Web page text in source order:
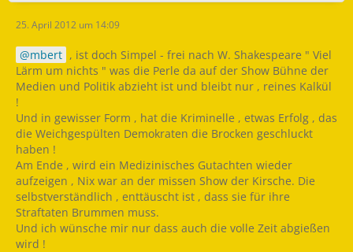
25. April 2012 um 14:09
mbert , ist doch Simpel - frei nach W. Shakespeare " Viel
Lärm um nichts " was die Perle da auf der Show Bühne der
Medien und Politik abzieht ist und bleibt nur , reines Kalkül
!
Und in gewisser Form , hat die Kriminelle , etwas Erfolg , das
die Weichgespülten Demokraten die Brocken geschluckt
haben !
Am Ende , wird ein Medizinisches Gutachten wieder
aufzeigen , Nix war an der missen Show der Kirsche. Die
selbstverständlich , enttäuscht ist , dass sie für ihre
Straftaten Brummen muss.
Und ich wünsche mir nur dass auch die volle Zeit abgießen
wird !